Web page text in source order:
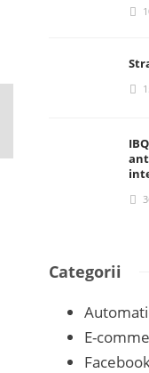
Categorii
E-